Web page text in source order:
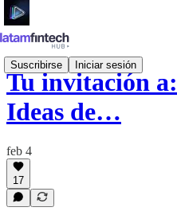
Suscribirse Iniciar sesión
Tu invitación
Ideas de…
feb 4
17